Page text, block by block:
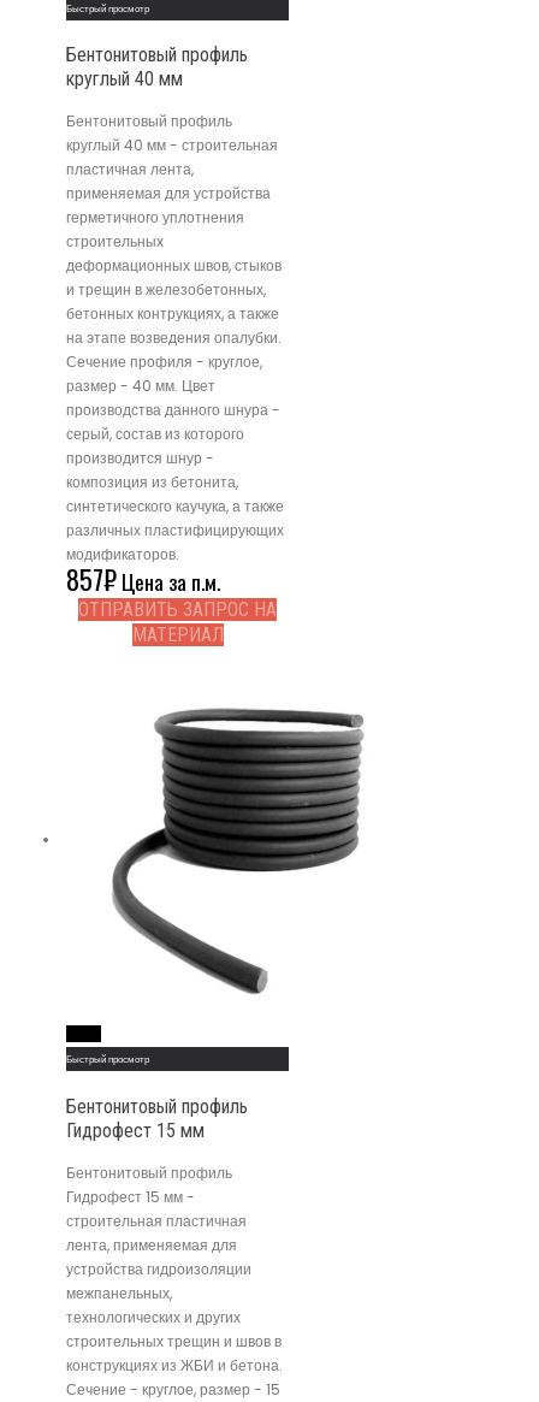
Быстрый просмотр
Бентонитовый профиль
круглый 40 мм
Бентонитовый профиль
круглый 40 мм - строительная
пластичная лента,
применяемая для устройства
герметичного уплотнения
строительных
деформационных швов, стыков
и трещин в железобетонных,
бетонных контрукциях, а также
на этапе возведения опалубки.
Сечение профиля - круглое,
размер - 40 мм. Цвет
производства данного шнура -
серый, состав из которого
производится шнур -
композиция из бетонита,
синтетического каучука, а также
различных пластифицирующих
модификаторов.
857₽Цена за п.м.
ОТПРАВИТЬ ЗАПРОС НА
МАТЕРИАЛ
Быстрый просмотр
Бентонитовый профиль
Гидрофест 15 мм
Бентонитовый профиль
Гидрофест 15 мм -
строительная пластичная
лента, применяемая для
устройства гидроизоляции
межпанельных,
технологических и других
строительных трещин и швов в
конструкциях из ЖБИ и бетона.
Сечение - круглое, размер - 15